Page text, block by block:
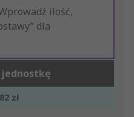
ilość,
dla
jednostkę
zł